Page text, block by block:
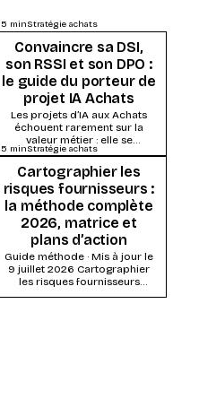
5 minStratégie achats
Convaincre sa DSI,
son RSSI et son DPO :
le guide du porteur de
projet IA Achats
Les projets d’IA aux Achats
échouent rarement sur la
valeur métier : elle se
démontre vite. Ils s’enlisent
dans la...
5 minStratégie achats
Cartographier les
risques fournisseurs :
la méthode complète
2026, matrice et
plans d’action
Guide méthode · Mis à jour le
9 juillet 2026 Cartographier
les risques fournisseurs
consiste à évaluer chaque